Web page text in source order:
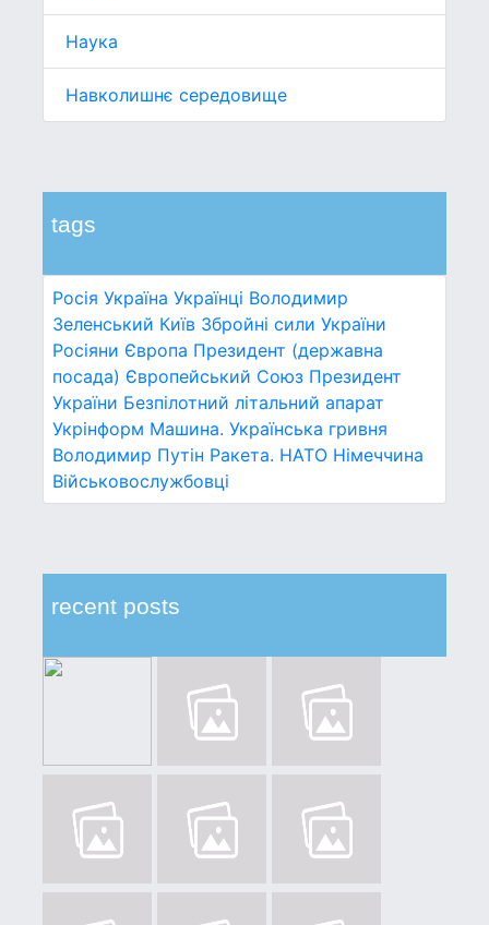
Наука
Навколишнє середовище
tags
Росія Україна Українці Володимир
Зеленський Київ Збройні сили України
Росіяни Європа Президент (державна
посада) Європейський Союз Президент
України Безпілотний літальний апарат
Укрінформ Машина. Українська гривня
Володимир Путін Ракета. НАТО Німеччина
Військовослужбовці
recent posts